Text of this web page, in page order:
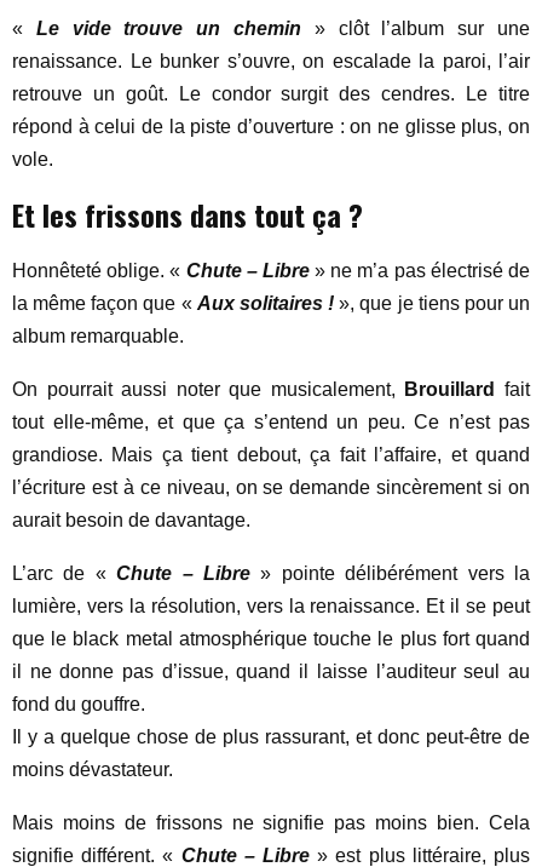
« Le vide trouve un chemin » clôt l’album sur une
renaissance. Le bunker s’ouvre, on escalade la paroi, l’air
retrouve un goût. Le condor surgit des cendres. Le titre
répond à celui de la piste d’ouverture : on ne glisse plus, on
vole.
Et les frissons dans tout ça ?
Honnêteté oblige. « Chute – Libre» ne m’a pas électrisé de
la même façon que « Aux solitaires !», que je tiens pour un
album remarquable.
On pourrait aussi noter que musicalement, Brouillard
fait
tout elle-même, et que ça s’entend un peu. Ce n’est pas
grandiose. Mais ça tient debout, ça fait l’affaire, et quand
l’écriture est à ce niveau, on se demande sincèrement si on
aurait besoin de davantage.
L’arc de «Chute – Libre» pointe délibérément vers la
lumière, vers la résolution, vers la renaissance. Et il se peut
que le black metal atmosphérique touche le plus fort quand
il ne donne pas d’issue, quand il laisse l’auditeur seul au
fond du gouffre.
Il y a quelque chose de plus rassurant, et donc peut-être de
moins dévastateur.
Mais moins de frissons ne signifie pas moins bien. Cela
signifie différent. « Chute – Libre » est plus littéraire, plus